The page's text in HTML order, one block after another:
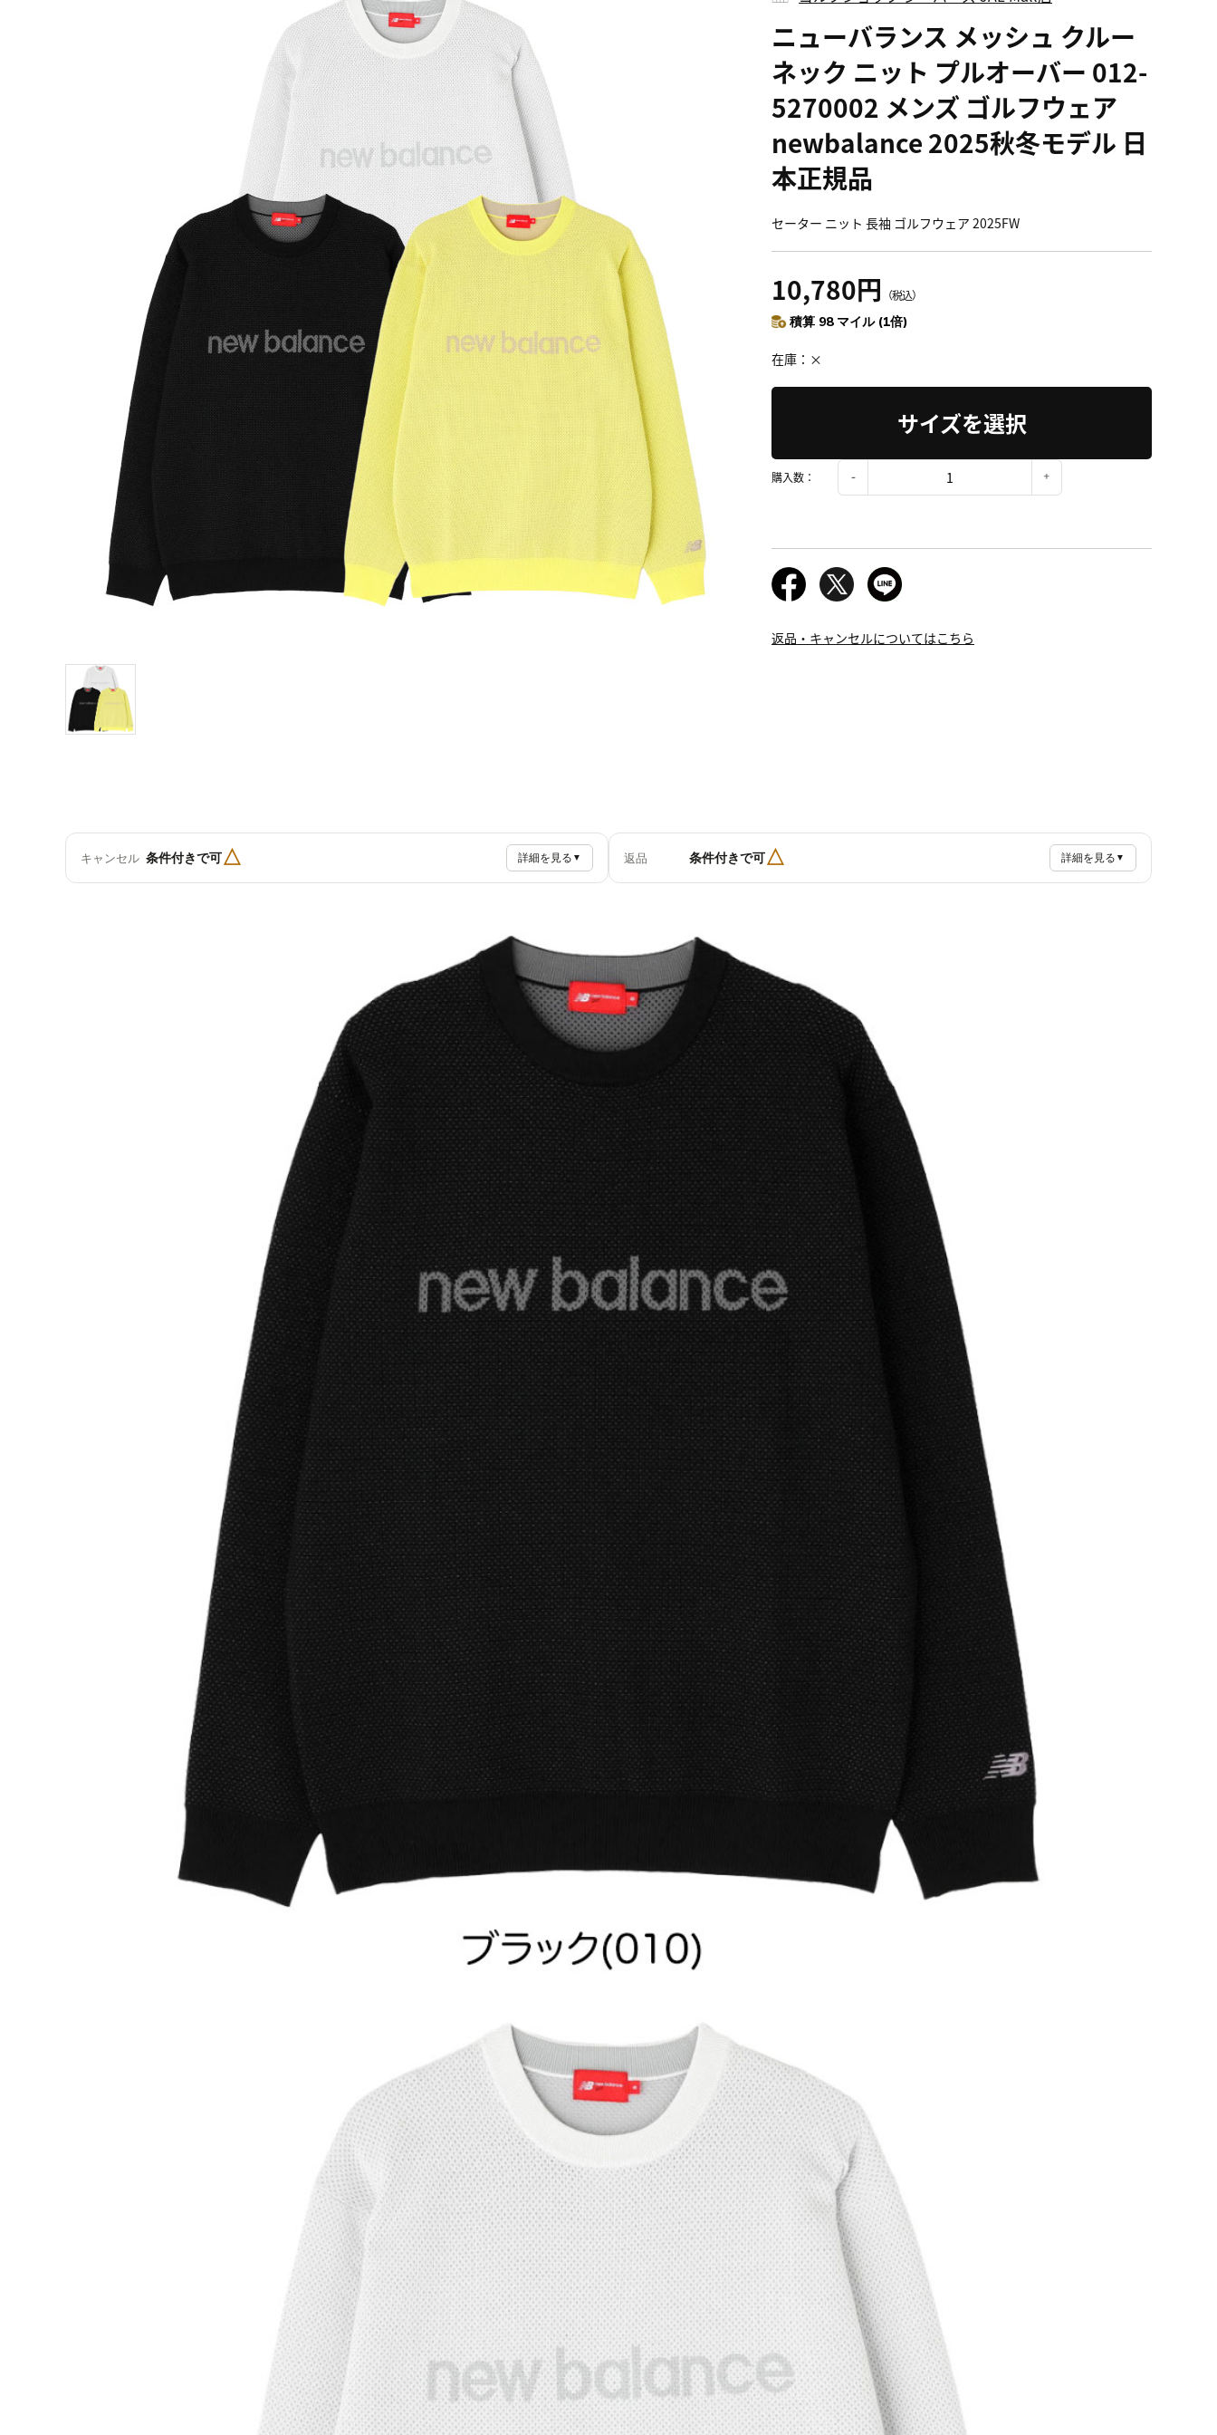
ニューバランス メッシュ クルー
ネック ニット プルオーバー 012-
5270002 メンズ ゴルフウェア
newbalance 2025秋冬モデル 日
本正規品
セーター ニット 長袖 ゴルフウェア 2025FW
10,780円 （税込）
積算 98 マイル (1倍)
在庫 ×
サイズを選択
購入数：
返品・キャンセルについてはこちら
キャンセル 条件付きで可△ 詳細を見る ▼ 返品 条件付きで可△ 詳細を見る ▼